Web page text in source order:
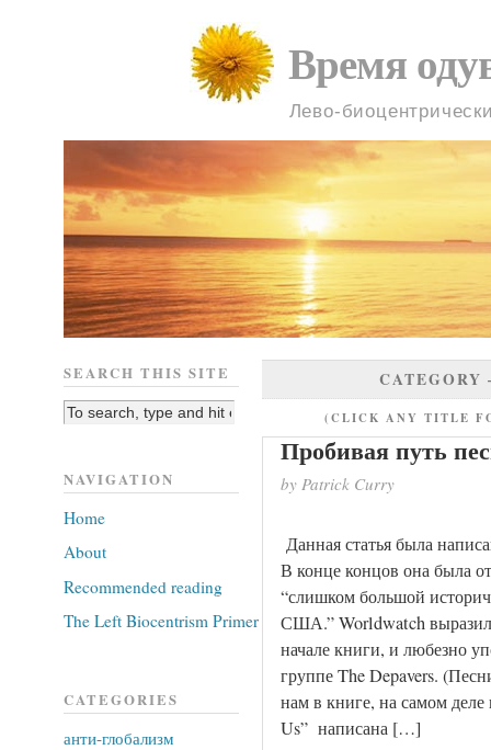
Время
Лево-
(CLICK ANY TITLE
Пробивая путь
by Patrick Curry
Данная статья была
В конце концов она была
“слишком большой
США.” Worldwatch выразил
начале книги, и любезно
группе The Depavers.
нам в книге, на самом
Us” написана […]
SEARCH THIS SITE
NAVIGATION
Home
About
Recommended reading
The Left Biocentrism Primer
CATEGORIES
анти-глобализм